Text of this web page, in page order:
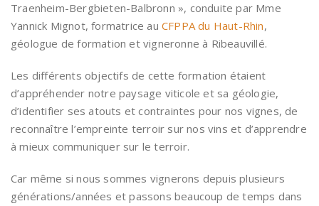
Traenheim-Bergbieten-Balbronn », conduite par Mme
Yannick Mignot, formatrice au CFPPA du Haut-Rhin,
géologue de formation et vigneronne à Ribeauvillé.
Les différents objectifs de cette formation étaient
d’appréhender notre paysage viticole et sa géologie,
d’identifier ses atouts et contraintes pour nos vignes, de
reconnaître l’empreinte terroir sur nos vins et d’apprendre
à mieux communiquer sur le terroir.
Car même si nous sommes vignerons depuis plusieurs
générations/années et passons beaucoup de temps dans